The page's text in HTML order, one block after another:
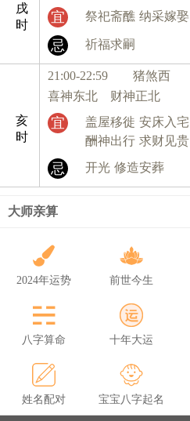
戌
时
宜 祭祀斋醮 纳采嫁娶
忌 祈福求嗣
亥
时
21:00-22:59 猪煞西
喜神东北 财神正北
宜 盖屋移徙 安床入宅
酬神出行 求财见贵
忌 开光 修造安葬
大师亲算
2024年运势 前世今生
八字算命 十年大运
姓名配对 宝宝八字起名